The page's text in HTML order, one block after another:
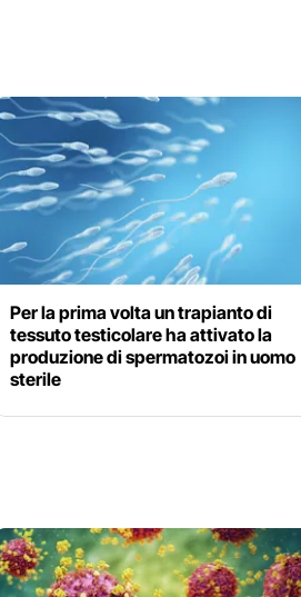
Per la prima volta un trapianto di
tessuto testicolare ha attivato la
produzione di spermatozoi in uomo
sterile